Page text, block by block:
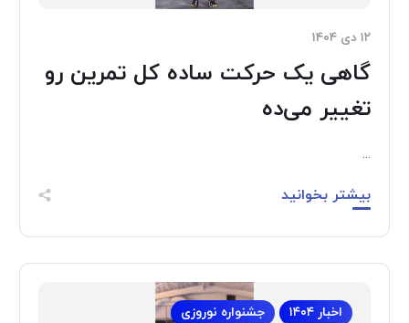
۱۲ دی ۱۴۰۴
گاهی یک حرکت ساده کل تمرین رو
تغییر می‌ده
...
بیشتر بخوانید
اخبار ۱۴۰۴ جشنواره نوروزی